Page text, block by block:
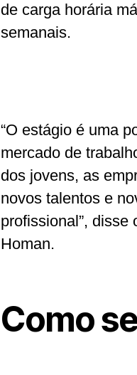
de carga horária
semanais.
“O estágio é uma
mercado de
dos jovens, as
novos talentos e
profissional”,
Homan.
Como